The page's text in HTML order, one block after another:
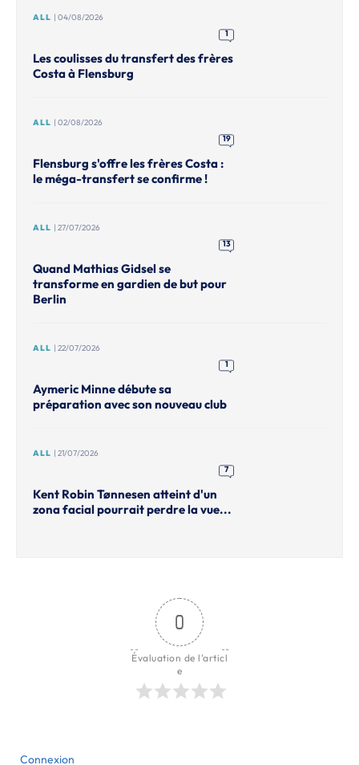
ALL | 04/08/2026
1
Les coulisses du transfert des frères
Costa à Flensburg
ALL | 02/08/2026
19
Flensburg s'offre les frères Costa :
le méga-transfert se confirme !
ALL | 27/07/2026
13
Quand Mathias Gidsel se
transforme en gardien de but pour
Berlin
ALL | 22/07/2026
1
Aymeric Minne débute sa
préparation avec son nouveau club
ALL | 21/07/2026
7
Kent Robin Tønnesen atteint d'un
zona facial pourrait perdre la vue...
0
Évaluation de l'articl
e
Connexion